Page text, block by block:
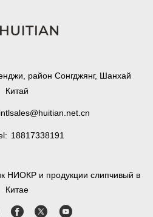
район Сонгджянг, Шанхай
Китай
intlsales@huitian.net.cn
18817338191
НИОКР и продукции слипчивый в
Китае